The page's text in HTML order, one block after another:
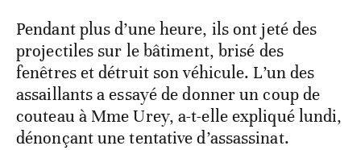
Pendant plus d’une heure, ils ont jeté des
projectiles sur le bâtiment, brisé des
fenêtres et détruit son véhicule. L’un des
assaillants a essayé de donner un coup de
couteau à Mme Urey, a-t-elle expliqué lundi,
dénonçant une tentative d’assassinat.